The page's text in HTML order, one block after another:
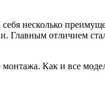
себя несколько
Главным отличием
монтажа. Как и все